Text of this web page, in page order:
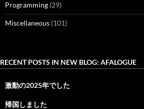
Programming (29)
Miscellaneous (101)
RECENT POSTS IN NEW BLOG: AFALOGUE
激動の2025年でした
帰国しました